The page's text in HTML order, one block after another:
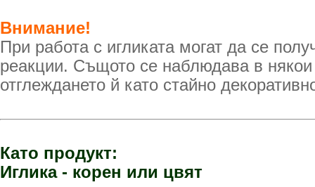
Внимание!
При работа с игликата могат да се
реакции. Същото се наблюдава в
отглеждането й като стайно
Като продукт:
Иглика - корен или цвят